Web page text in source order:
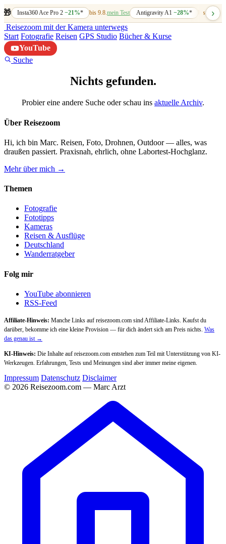
🎁 Insta360 Ace Pro 2−21%* bis 9.8.mein Test Antigravity A1 −28%* bis 7.8.
›
Reisezoom mit der Kamera unterwegs
Start Fotografie Reisen GPS Studio Bücher & Kurse
YouTube
Suche
Nichts gefunden.
Probier eine andere Suche oder schau ins aktuelle Archiv.
Über Reisezoom
Hi, ich bin Marc. Reisen, Foto, Drohnen, Outdoor — alles, was
draußen passiert. Praxisnah, ehrlich, ohne Labortest-Hochglanz.
Mehr über mich →
Themen
Fotografie
Fototipps
Kameras
Reisen & Ausflüge
Deutschland
Wanderratgeber
Folg mir
YouTube abonnieren
RSS-Feed
Affiliate-Hinweis: Manche Links auf reisezoom.com sind Affiliate-Links. Kaufst du
darüber, bekomme ich eine kleine Provision — für dich ändert sich am Preis nichts. Was
das genau ist →
KI-Hinweis: Die Inhalte auf reisezoom.com entstehen zum Teil mit Unterstützung von KI-
Werkzeugen. Erfahrungen, Tests und Meinungen sind aber immer meine eigenen.
Impressum Datenschutz Disclaimer
© 2026 Reisezoom.com — Marc Arzt